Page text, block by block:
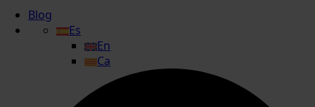
Blog
Es
En
Ca